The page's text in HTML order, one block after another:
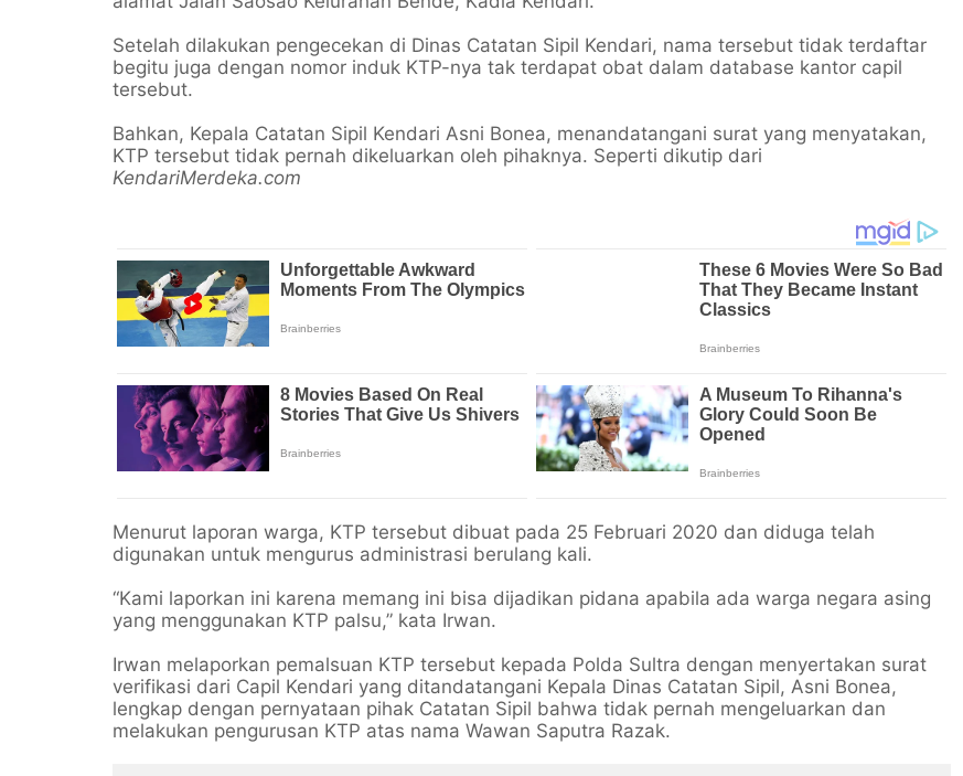
Setelah dilakukan pengecekan di Dinas Catatan Sipil Kendari, nama tersebut tidak terdaftar
begitu juga dengan nomor induk KTP-nya tak terdapat obat dalam database kantor capil
tersebut.
Bahkan, Kepala Catatan Sipil Kendari Asni Bonea, menandatangani surat yang menyatakan,
KTP tersebut tidak pernah dikeluarkan oleh pihaknya. Seperti dikutip dari
KendariMerdeka.com
Menurut laporan warga, KTP tersebut dibuat pada 25 Februari 2020 dan diduga telah
digunakan untuk mengurus administrasi berulang kali.
“Kami laporkan ini karena memang ini bisa dijadikan pidana apabila ada warga negara asing
yang menggunakan KTP palsu,” kata Irwan.
Irwan melaporkan pemalsuan KTP tersebut kepada Polda Sultra dengan menyertakan surat
verifikasi dari Capil Kendari yang ditandatangani Kepala Dinas Catatan Sipil, Asni Bonea,
lengkap dengan pernyataan pihak Catatan Sipil bahwa tidak pernah mengeluarkan dan
melakukan pengurusan KTP atas nama Wawan Saputra Razak.